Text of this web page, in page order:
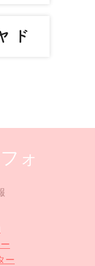
ォ
ー